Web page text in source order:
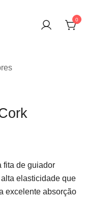
0
fita de guiador
elasticidade que
excelente absorção